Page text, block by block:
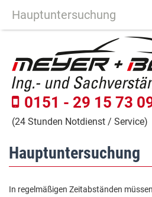
0151 - 29 15 73
(24 Stunden Notdienst / Service)
Hauptuntersuchung
In regelmäßigen Zeitabständen
Hauptuntersuchung